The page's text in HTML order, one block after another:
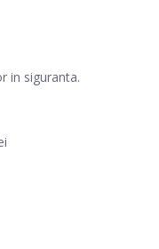
in siguranta.